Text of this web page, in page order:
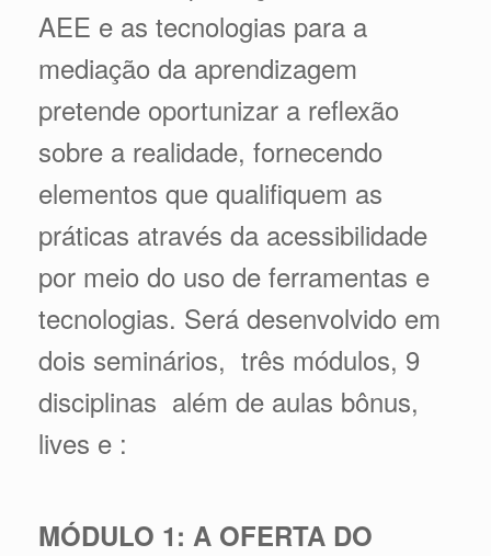
AEE e as tecnologias para a
mediação da aprendizagem
pretende oportunizar a reflexão
sobre a realidade, fornecendo
elementos que qualifiquem as
práticas através da acessibilidade
por meio do uso de ferramentas e
tecnologias. Será desenvolvido em
dois seminários, três módulos, 9
disciplinas além de aulas bônus,
lives e :
MÓDULO 1: A OFERTA DO